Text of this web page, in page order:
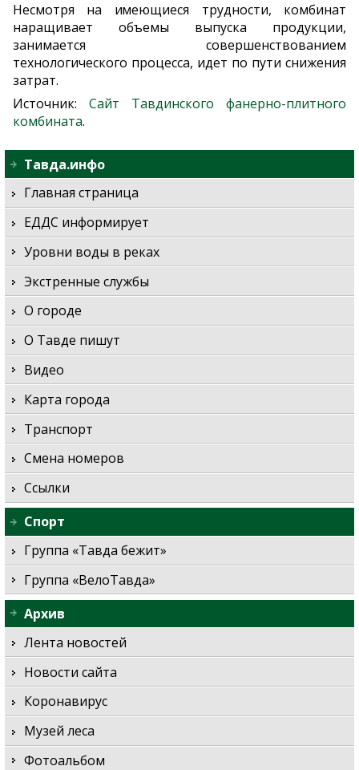
Несмотря на имеющиеся трудности, комбинат
наращивает объемы выпуска продукции,
занимается совершенствованием
технологического процесса, идет по пути снижения
затрат.
Источник: Сайт Тавдинского фанерно-плитного
комбината.
Тавда.инфо
Главная страница
ЕДДС информирует
Уровни воды в реках
Экстренные службы
О городе
О Тавде пишут
Видео
Карта города
Транспорт
Смена номеров
Ссылки
Спорт
Группа «Тавда бежит»
Группа «ВелоТавда»
Архив
Лента новостей
Новости сайта
Коронавирус
Музей леса
Фотоальбом